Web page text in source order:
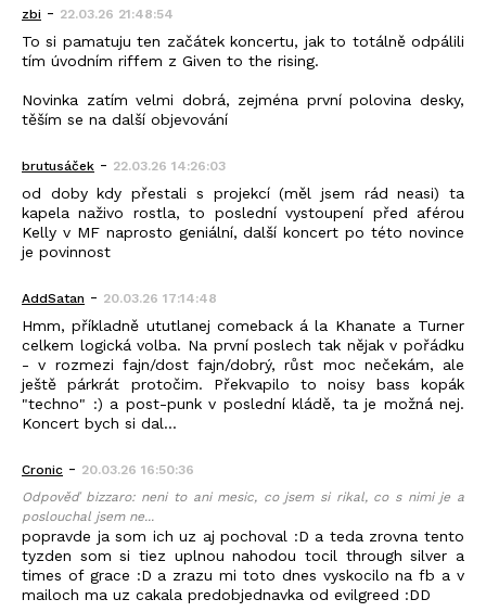
zbi - 22.03.26 21:48:54
To si pamatuju ten začátek koncertu, jak to totálně odpálili
tím úvodním riffem z Given to the rising.
Novinka zatím velmi dobrá, zejména první polovina desky,
těším se na další objevování
brutusáček - 22.03.26 14:26:03
od doby kdy přestali s projekcí (měl jsem rád neasi) ta
kapela naživo rostla, to poslední vystoupení před aférou
Kelly v MF naprosto geniální, další koncert po této novince
je povinnost
AddSatan - 20.03.26 17:14:48
Hmm, příkladně ututlanej comeback á la Khanate a Turner
celkem logická volba. Na první poslech tak nějak v pořádku
- v rozmezi fajn/dost fajn/dobrý, růst moc nečekám, ale
ještě párkrát protočim. Překvapilo to noisy bass kopák
"techno" :) a post-punk v poslední kládě, ta je možná nej.
Koncert bych si dal...
Cronic - 20.03.26 16:50:36
Odpověď bizzaro: neni to ani mesic, co jsem si rikal, co s nimi je a
poslouchal jsem ne...
popravde ja som ich uz aj pochoval :D a teda zrovna tento
tyzden som si tiez uplnou nahodou tocil through silver a
times of grace :D a zrazu mi toto dnes vyskocilo na fb a v
mailoch ma uz cakala predobjednavka od evilgreed :DD